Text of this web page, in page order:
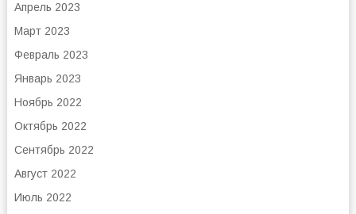
Апрель 2023
Март 2023
Февраль 2023
Январь 2023
Ноябрь 2022
Октябрь 2022
Сентябрь 2022
Август 2022
Июль 2022